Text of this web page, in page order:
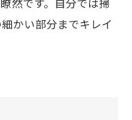
然です。自分では掃
かい部分までキレイ